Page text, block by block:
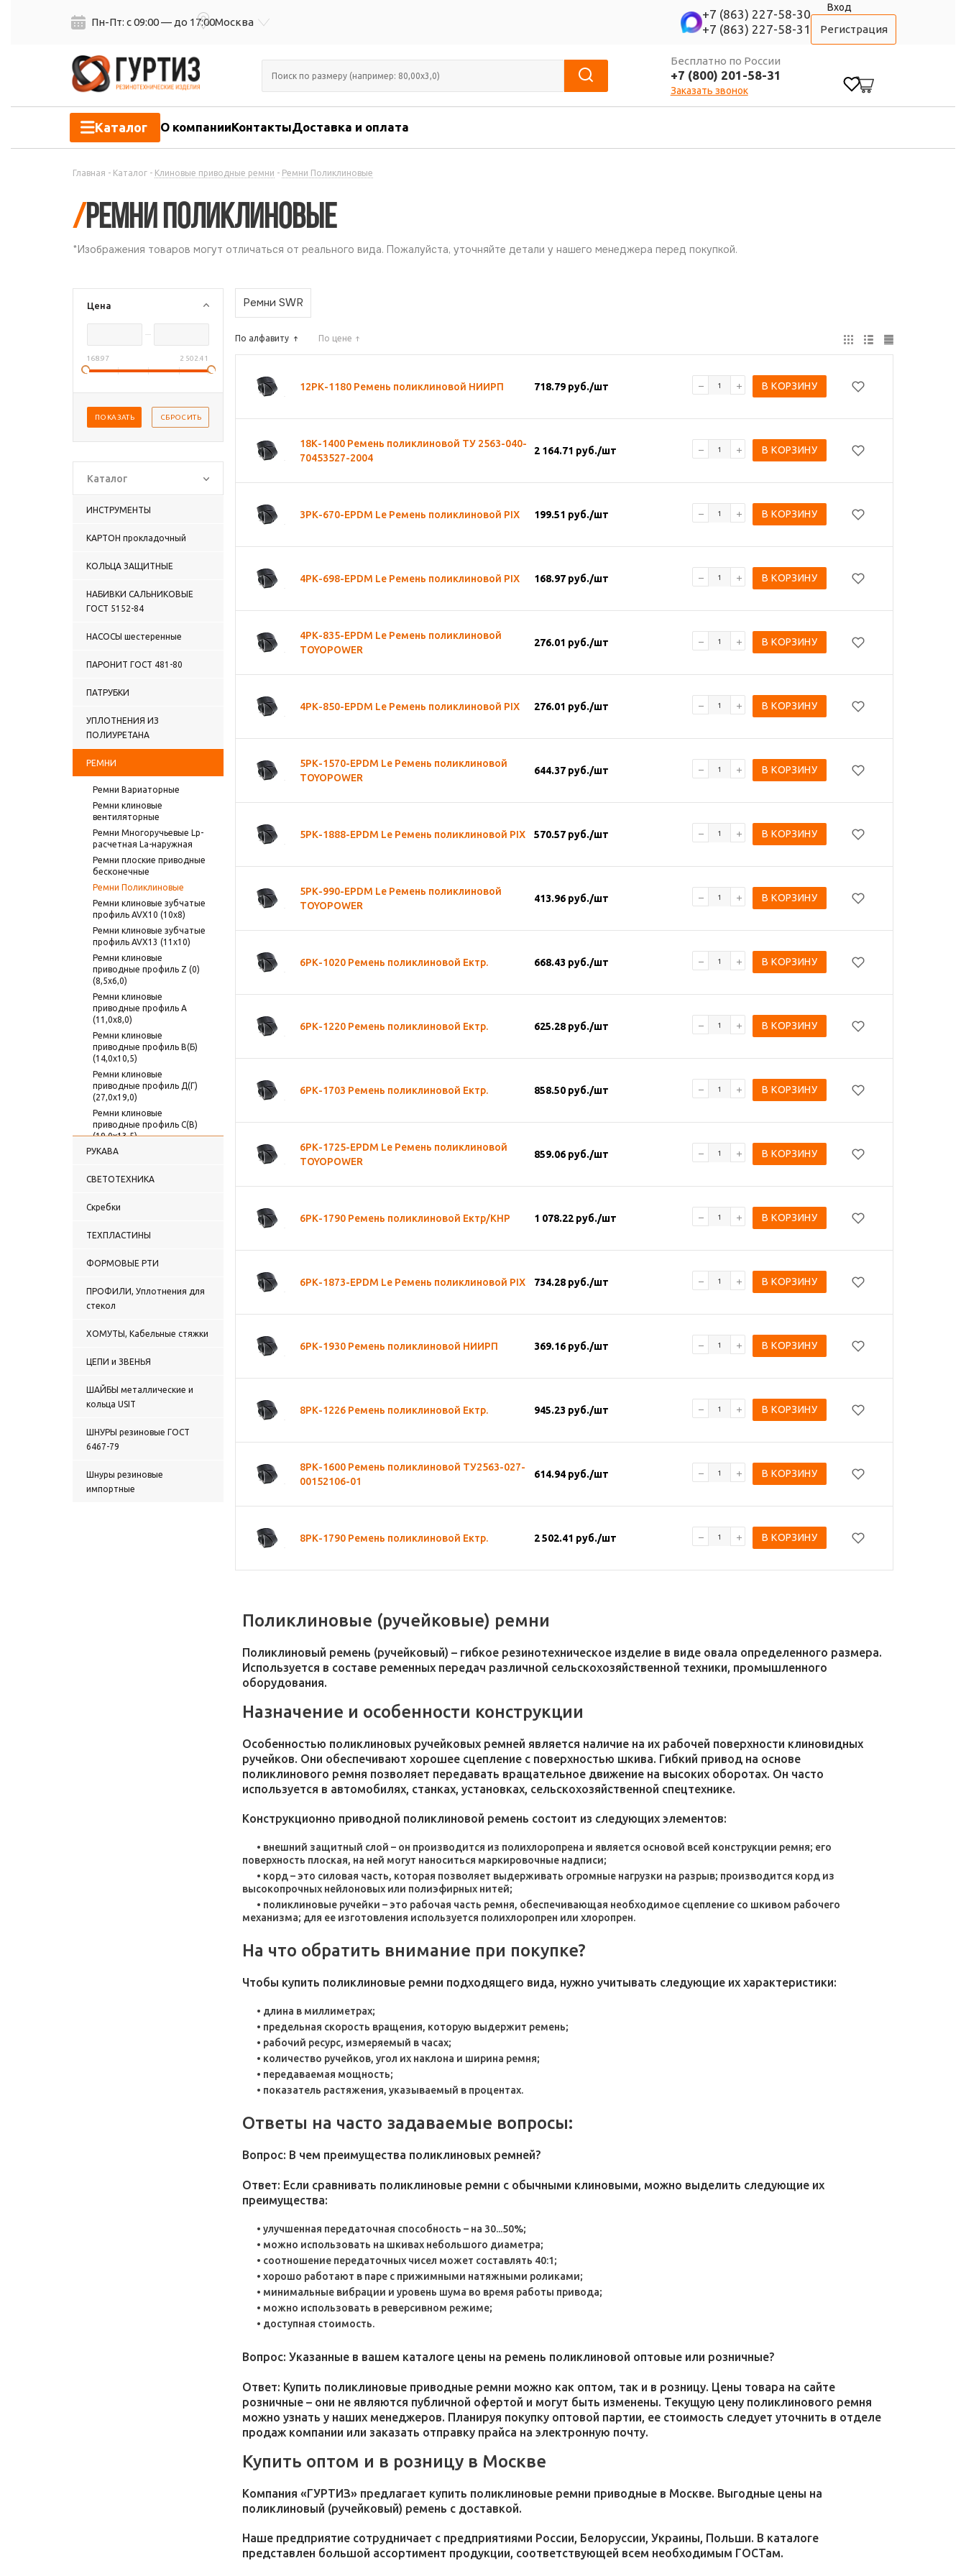
Пн-Пт: с 09:00 — до 17:00Москва
+7 (863) 227-58-30
+7 (863) 227-58-31
Вход
Регистрация
Бесплатно по России
+7 (800) 201-58-31
Заказать звонок
Каталог О компанииКонтактыДоставка и оплата
Главная - Каталог - Клиновые приводные ремни - Ремни Поликлиновые
/Ремни Поликлиновые
*Изображения товаров могут отличаться от реального вида. Пожалуйста, уточняйте детали у нашего менеджера перед покупкой.
Цена
168.97 2 502.41
Каталог
ИНСТРУМЕНТЫ
КАРТОН прокладочный
КОЛЬЦА ЗАЩИТНЫЕ
НАБИВКИ САЛЬНИКОВЫЕ
ГОСТ 5152-84
НАСОСЫ шестеренные
ПАРОНИТ ГОСТ 481-80
ПАТРУБКИ
УПЛОТНЕНИЯ ИЗ
ПОЛИУРЕТАНА
РЕМНИ
Ремни Вариаторные
Ремни клиновые
вентиляторные
Ремни Многоручьевые Lp-
расчетная La-наружная
Ремни плоские приводные
бесконечные
Ремни Поликлиновые
Ремни клиновые зубчатые
профиль AVX10 (10х8)
Ремни клиновые зубчатые
профиль AVX13 (11х10)
Ремни клиновые
приводные профиль Z (0)
(8,5х6,0)
Ремни клиновые
приводные профиль А
(11,0х8,0)
Ремни клиновые
приводные профиль В(Б)
(14,0х10,5)
Ремни клиновые
приводные профиль Д(Г)
(27,0х19,0)
Ремни клиновые
приводные профиль С(В)
(19,0х13,5)
Ремни клиновые
XPB (УБ) (14,0х13,0) SPB/
Ремни клиновые
приводные профиль SPC
ХРС
РУКАВА
СВЕТОТЕХНИКА
Скребки
ТЕХПЛАСТИНЫ
ФОРМОВЫЕ РТИ
ПРОФИЛИ, Уплотнения для
стекол
ХОМУТЫ, Кабельные стяжки
ЦЕПИ и ЗВЕНЬЯ
ШАЙБЫ металлические и
кольца USIT
ШНУРЫ резиновые ГОСТ
6467-79
Шнуры резиновые
импортные
Ремни SWR
По алфавиту По цене
12РК-1180 Ремень поликлиновой НИИРП 718.79 руб./шт В КОРЗИНУ
18К-1400 Ремень поликлиновой ТУ 2563-040-
70453527-2004
2 164.71 руб./шт В КОРЗИНУ
3РК-670-EPDM Le Ремень поликлиновой PIX 199.51 руб./шт В КОРЗИНУ
4РК-698-EPDM Le Ремень поликлиновой PIX 168.97 руб./шт В КОРЗИНУ
4РК-835-EPDM Le Ремень поликлиновой
TOYOPOWER
276.01 руб./шт В КОРЗИНУ
4РК-850-EPDM Le Ремень поликлиновой PIX 276.01 руб./шт В КОРЗИНУ
5РК-1570-EPDM Le Ремень поликлиновой
TOYOPOWER
644.37 руб./шт В КОРЗИНУ
5РК-1888-EPDM Le Ремень поликлиновой PIX 570.57 руб./шт В КОРЗИНУ
5РК-990-EPDM Le Ремень поликлиновой
TOYOPOWER
413.96 руб./шт В КОРЗИНУ
6РК-1020 Ремень поликлиновой Ектр. 668.43 руб./шт В КОРЗИНУ
6РК-1220 Ремень поликлиновой Ектр. 625.28 руб./шт В КОРЗИНУ
6РК-1703 Ремень поликлиновой Ектр. 858.50 руб./шт В КОРЗИНУ
6РК-1725-EPDM Le Ремень поликлиновой
TOYOPOWER
859.06 руб./шт В КОРЗИНУ
6РК-1790 Ремень поликлиновой Ектр/КНР 1 078.22 руб./шт В КОРЗИНУ
6РК-1873-EPDM Le Ремень поликлиновой PIX 734.28 руб./шт В КОРЗИНУ
6РК-1930 Ремень поликлиновой НИИРП 369.16 руб./шт В КОРЗИНУ
8РК-1226 Ремень поликлиновой Ектр. 945.23 руб./шт В КОРЗИНУ
8РК-1600 Ремень поликлиновой ТУ2563-027-
00152106-01
614.94 руб./шт В КОРЗИНУ
8РК-1790 Ремень поликлиновой Ектр. 2 502.41 руб./шт В КОРЗИНУ
Поликлиновые (ручейковые) ремни
Поликлиновый ремень (ручейковый) – гибкое резинотехническое изделие в виде овала определенного размера.
Используется в составе ременных передач различной сельскохозяйственной техники, промышленного
оборудования.
Назначение и особенности конструкции
Особенностью поликлиновых ручейковых ремней является наличие на их рабочей поверхности клиновидных
ручейков. Они обеспечивают хорошее сцепление с поверхностью шкива. Гибкий привод на основе
поликлинового ремня позволяет передавать вращательное движение на высоких оборотах. Он часто
используется в автомобилях, станках, установках, сельскохозяйственной спецтехнике.
Конструкционно приводной поликлиновой ремень состоит из следующих элементов:
внешний защитный слой – он производится из полихлоропрена и является основой всей конструкции ремня; его
поверхность плоская, на ней могут наноситься маркировочные надписи;
корд – это силовая часть, которая позволяет выдерживать огромные нагрузки на разрыв; производится корд из
высокопрочных нейлоновых или полиэфирных нитей;
поликлиновые ручейки – это рабочая часть ремня, обеспечивающая необходимое сцепление со шкивом рабочего
механизма; для ее изготовления используется полихлоропрен или хлоропрен.
На что обратить внимание при покупке?
Чтобы купить поликлиновые ремни подходящего вида, нужно учитывать следующие их характеристики:
длина в миллиметрах;
предельная скорость вращения, которую выдержит ремень;
рабочий ресурс, измеряемый в часах;
количество ручейков, угол их наклона и ширина ремня;
передаваемая мощность;
показатель растяжения, указываемый в процентах.
Ответы на часто задаваемые вопросы:
Вопрос: В чем преимущества поликлиновых ремней?
Ответ: Если сравнивать поликлиновые ремни с обычными клиновыми, можно выделить следующие их
преимущества:
улучшенная передаточная способность – на 30...50%;
можно использовать на шкивах небольшого диаметра;
соотношение передаточных чисел может составлять 40:1;
хорошо работают в паре с прижимными натяжными роликами;
минимальные вибрации и уровень шума во время работы привода;
можно использовать в реверсивном режиме;
доступная стоимость.
Вопрос: Указанные в вашем каталоге цены на ремень поликлиновой оптовые или розничные?
Ответ: Купить поликлиновые приводные ремни можно как оптом, так и в розницу. Цены товара на сайте
розничные – они не являются публичной офертой и могут быть изменены. Текущую цену поликлинового ремня
можно узнать у наших менеджеров. Планируя покупку оптовой партии, ее стоимость следует уточнить в отделе
продаж компании или заказать отправку прайса на электронную почту.
Купить оптом и в розницу в Москве
Компания «ГУРТИЗ» предлагает купить поликлиновые ремни приводные в Москве. Выгодные цены на
поликлиновый (ручейковый) ремень с доставкой.
Наше предприятие сотрудничает с предприятиями России, Белоруссии, Украины, Польши. В каталоге
представлен большой ассортимент продукции, соответствующей всем необходимым ГОСТам.